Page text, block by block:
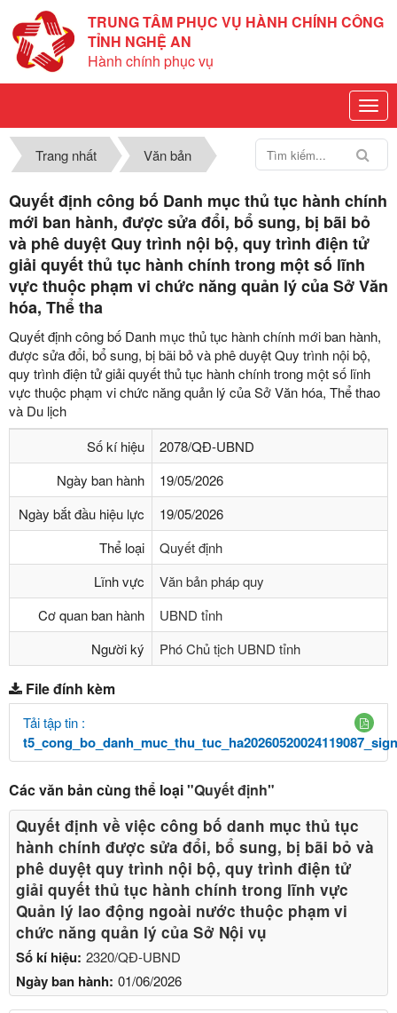
TRUNG TÂM PHỤC VỤ HÀNH CHÍNH CÔNG
TỈNH NGHỆ AN
Hành chính phục vụ
Trang nhất Văn bản
Quyết định công bố Danh mục thủ tục hành chính
mới ban hành, được sửa đổi, bổ sung, bị bãi bỏ
và phê duyệt Quy trình nội bộ, quy trình điện tử
giải quyết thủ tục hành chính trong một số lĩnh
vực thuộc phạm vi chức năng quản lý của Sở Văn
hóa, Thể tha
Quyết định công bố Danh mục thủ tục hành chính mới ban hành,
được sửa đổi, bổ sung, bị bãi bỏ và phê duyệt Quy trình nội bộ,
quy trình điện tử giải quyết thủ tục hành chính trong một số lĩnh
vực thuộc phạm vi chức năng quản lý của Sở Văn hóa, Thể thao
và Du lịch
Số kí hiệu
2078/QĐ-UBND
Ngày ban hành
19/05/2026
Ngày bắt đầu hiệu lực
19/05/2026
Thể loại
Quyết định
Lĩnh vực
Văn bản pháp quy
Cơ quan ban hành
UBND tỉnh
Người ký
Phó Chủ tịch UBND tỉnh
File đính kèm
Tải tập tin :
Các văn bản cùng thể loại"Quyết định"
Số kí hiệu: 2320/QĐ-UBND
Ngày ban hành: 01/06/2026
Quyết định về việc công bố danh mục thủ tục
hành chính được sửa đổi, bổ sung, bị bãi bỏ và
phê duyệt quy trình nội bộ, quy trình điện tử
giải quyết thủ tục hành chính trong lĩnh vực
Quản lý lao động ngoài nước thuộc phạm vi
chức năng quản lý của Sở Nội vụ